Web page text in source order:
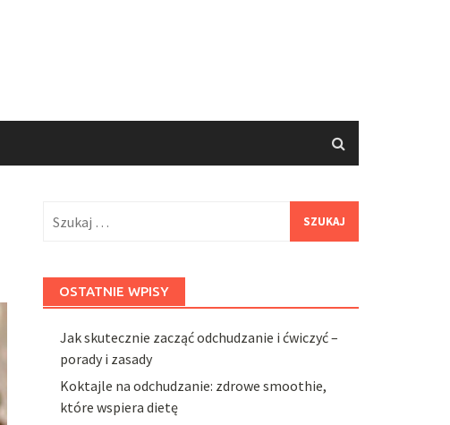
OSTATNIE WPISY
Jak skutecznie zacząć odchudzanie i ćwiczyć –
porady i zasady
Koktajle na odchudzanie: zdrowe smoothie,
które wspiera dietę